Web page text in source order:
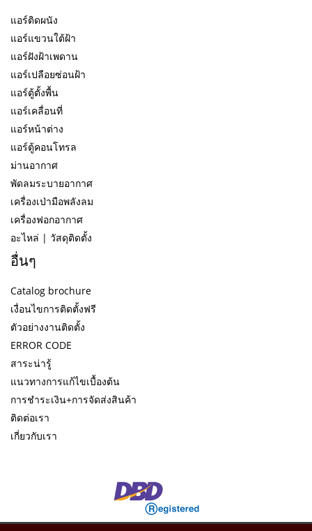
แอร์ติดผนัง
แอร์แขวนใต้ฝ้า
แอร์ฝังฝ้าเพดาน
แอร์เปลือยซ่อนฝ้า
แอร์ตู้ตั้งพื้น
แอร์เคลื่อนที่
แอร์หน้าต่าง
แอร์ตู้คอนโทรล
ม่านอากาศ
พัดลมระบายอากาศ
เครื่องเป่ามือพลังลม
เครื่องฟอกอากาศ
อะไหล่ | วัสดุติดตั้ง
อื่นๆ
Catalog brochure
เงื่อนไขการติดตั้งฟรี
ตัวอย่างงานติดตั้ง
ERROR CODE
สาระน่ารู้
แนวทางการแก้ไขเบื้องต้น
การชำระเงิน+การจัดส่งสินค้า
ติดต่อเรา
เกี่ยวกับเรา